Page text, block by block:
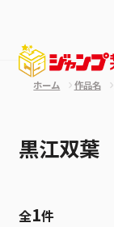
ホーム 作品名
黒江双葉
全1件